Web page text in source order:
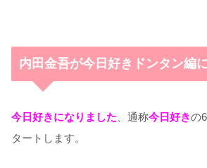
内田金吾が今日好きドンタン編
今日好きになりました 、通称今日好きの
タートします。